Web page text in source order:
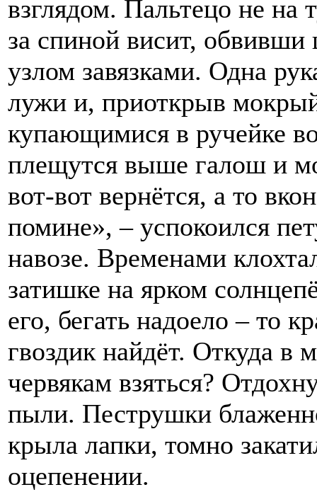
взглядом. Пальтецо не на
за спиной висит,
узлом завязками. Одна
лужи и, приоткрыв
купающимися в ручейке
плещутся выше галош и
вот-вот вернётся, а то
помине», – успокоился
навозе. Временами
затишке на ярком
его, бегать надоело – то
гвоздик найдёт. Откуда в
червякам взяться?
пыли. Пеструшки
крыла лапки, томно
оцепенении.